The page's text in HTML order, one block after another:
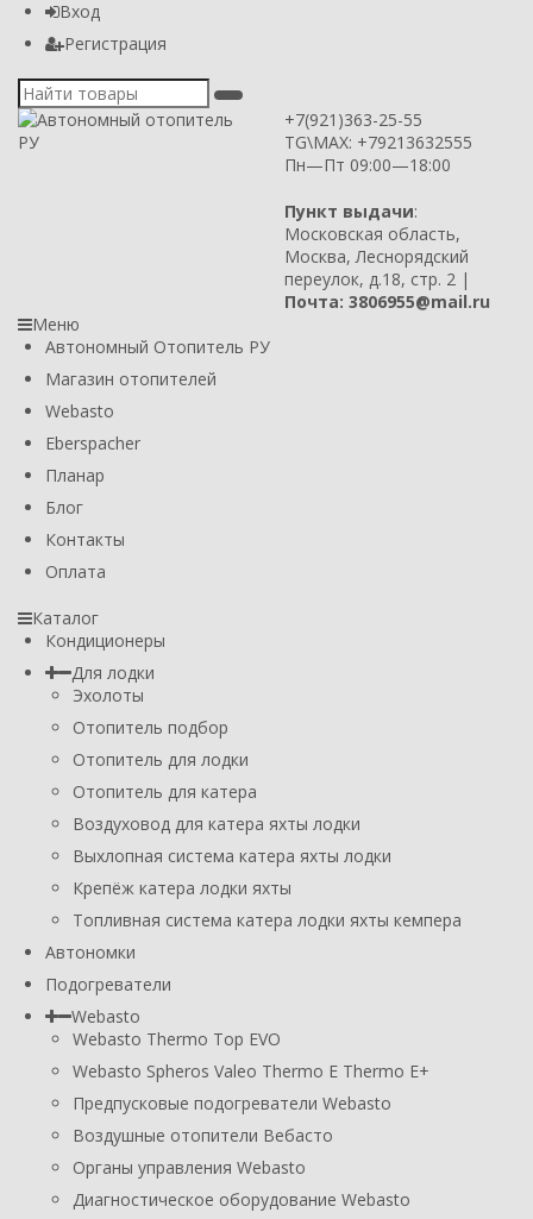
Вход
Регистрация
+7(921)363-25-55
TG\MAX: +79213632555
Пн—Пт 09:00—18:00
Пункт выдачи:
Московская область,
Москва, Леснорядский
переулок, д.18, стр. 2 |
Почта: 3806955@mail.ru
Меню
Автономный Отопитель РУ
Магазин отопителей
Webasto
Eberspacher
Планар
Блог
Контакты
Оплата
Каталог
Кондиционеры
Для лодки
Эхолоты
Отопитель подбор
Отопитель для лодки
Отопитель для катера
Воздуховод для катера яхты лодки
Выхлопная система катера яхты лодки
Крепёж катера лодки яхты
Топливная система катера лодки яхты кемпера
Автономки
Подогреватели
Webasto
Webasto Thermo Top EVO
Webasto Spheros Valeo Thermo E Thermo E+
Предпусковые подогреватели Webasto
Воздушные отопители Вебасто
Органы управления Webasto
Диагностическое оборудование Webasto